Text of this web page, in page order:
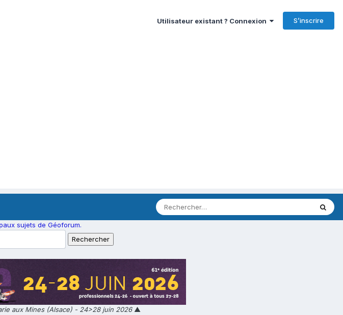
Utilisateur existant ? Connexion S’inscrire
sujets de Géoforum.
aux Mines (Alsace) - 24>28 juin 2026▲